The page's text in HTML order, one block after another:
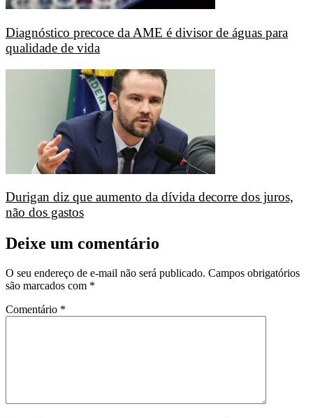
Diagnóstico precoce da AME é divisor de águas para
qualidade de vida
Durigan diz que aumento da dívida decorre dos juros,
não dos gastos
Deixe um comentário
O seu endereço de e-mail não será publicado. Campos obrigatórios
são marcados com *
Comentário *